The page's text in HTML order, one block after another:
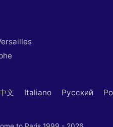
文 Italiano Русский